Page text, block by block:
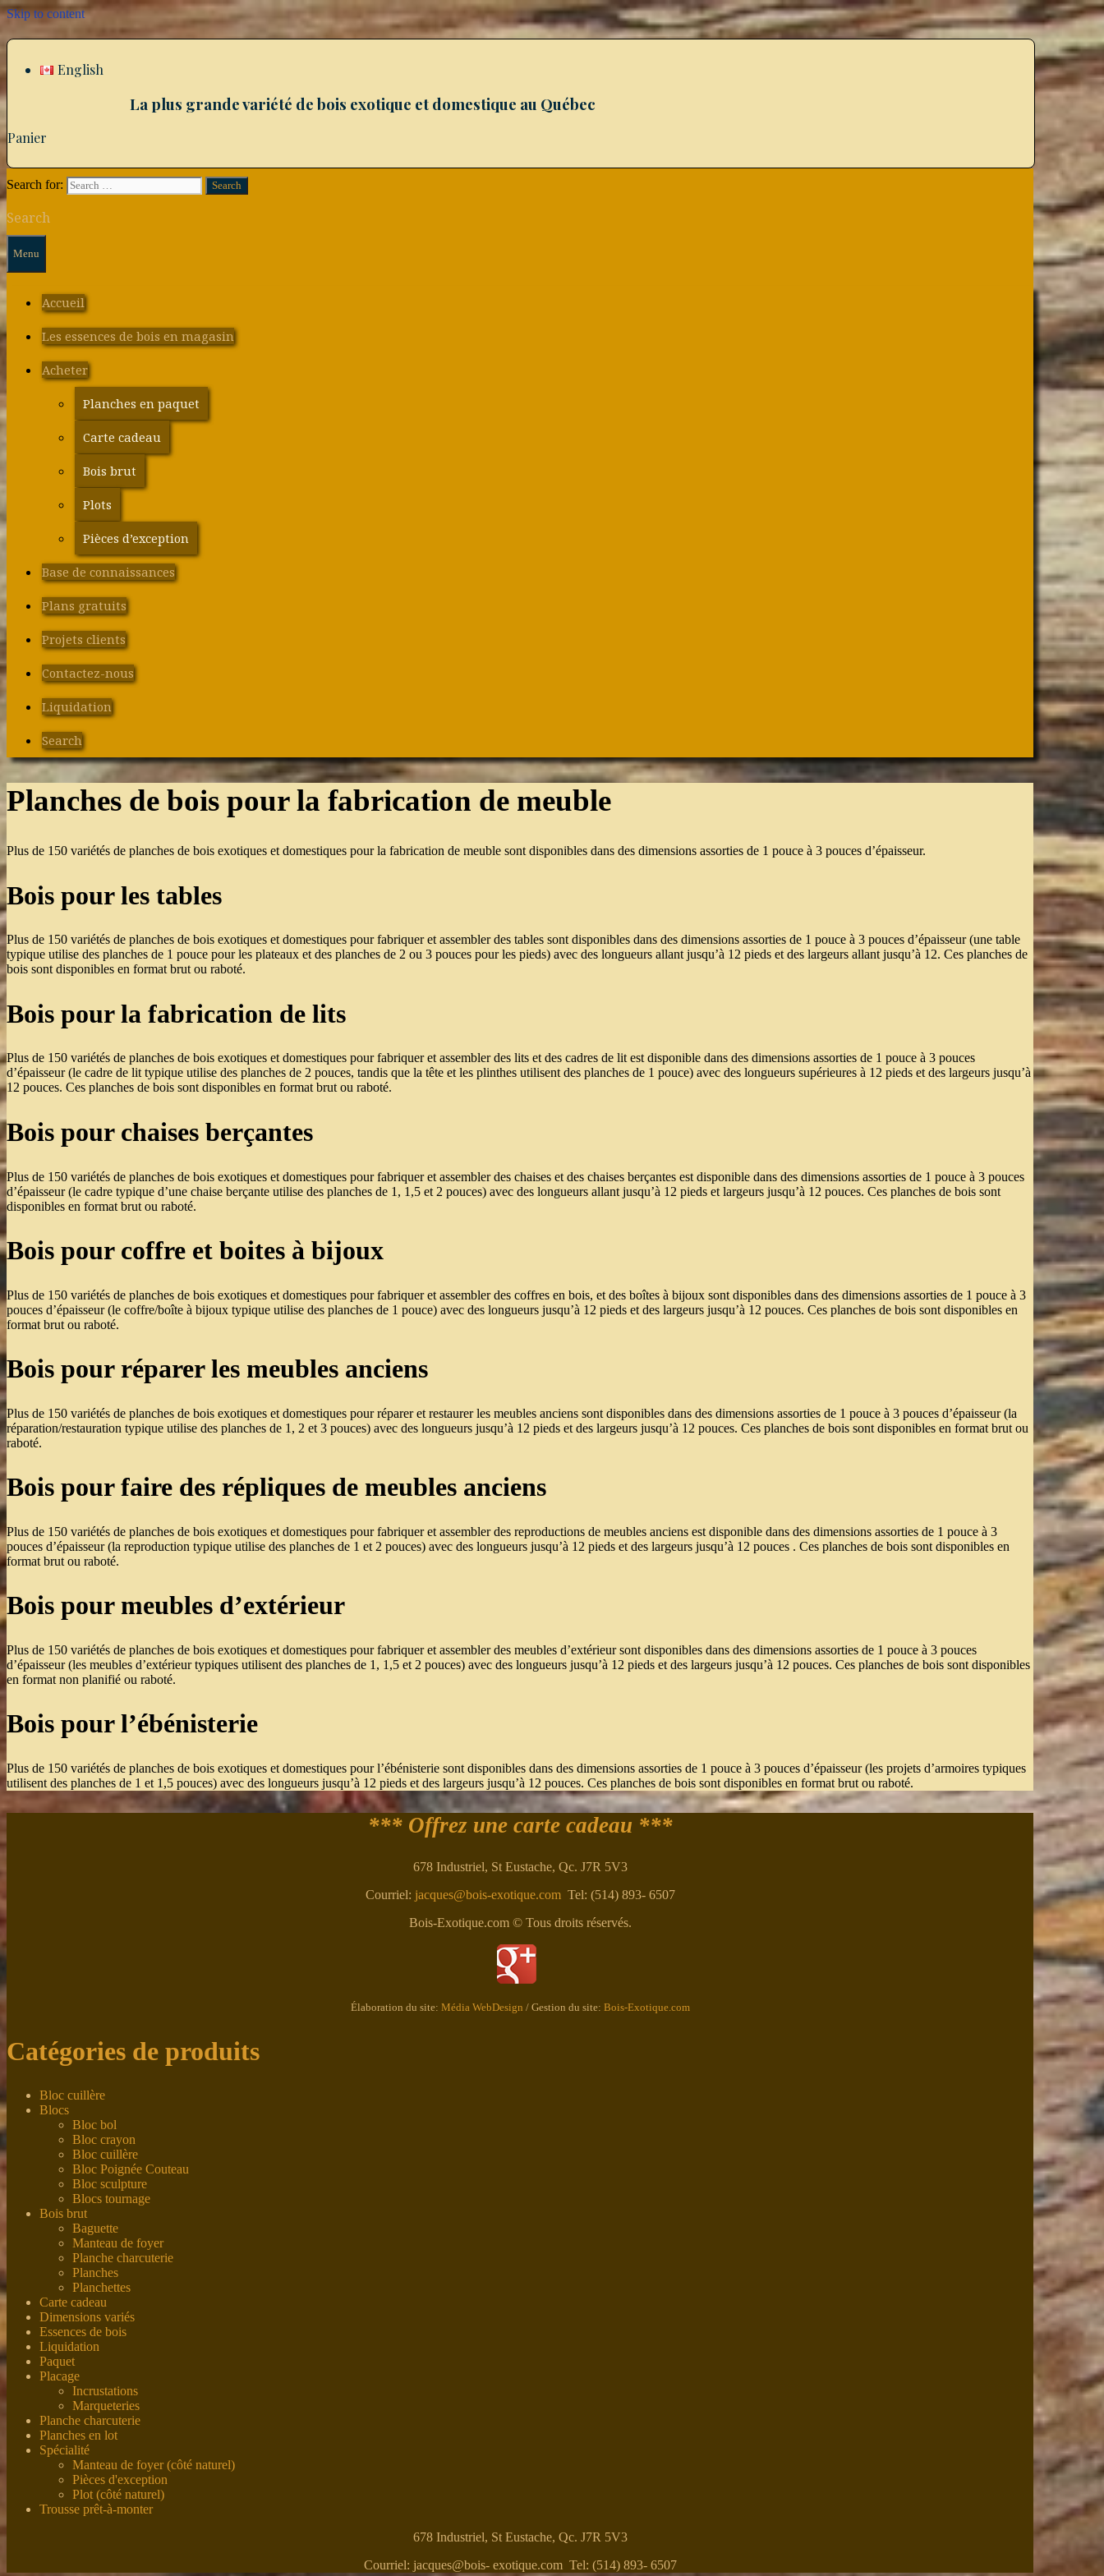
Skip to content
English
La plus grande variété de bois exotique et domestique au Québec
Panier
Search for:
Search
Menu
Accueil
Les essences de bois en magasin
Acheter
Planches en paquet
Carte cadeau
Bois brut
Plots
Pièces d’exception
Base de connaissances
Plans gratuits
Projets clients
Contactez-nous
Liquidation
Search
Planches de bois pour la fabrication de meuble
Plus de 150 variétés de planches de bois exotiques et domestiques pour la fabrication de meuble sont disponibles dans des dimensions assorties de 1 pouce à 3 pouces d’épaisseur.
Bois pour les tables
Plus de 150 variétés de planches de bois exotiques et domestiques pour fabriquer et assembler des tables sont disponibles dans des dimensions assorties de 1 pouce à 3 pouces d’épaisseur (une table
typique utilise des planches de 1 pouce pour les plateaux et des planches de 2 ou 3 pouces pour les pieds) avec des longueurs allant jusqu’à 12 pieds et des largeurs allant jusqu’à 12. Ces planches de
bois sont disponibles en format brut ou raboté.
Bois pour la fabrication de lits
Plus de 150 variétés de planches de bois exotiques et domestiques pour fabriquer et assembler des lits et des cadres de lit est disponible dans des dimensions assorties de 1 pouce à 3 pouces
d’épaisseur (le cadre de lit typique utilise des planches de 2 pouces, tandis que la tête et les plinthes utilisent des planches de 1 pouce) avec des longueurs supérieures à 12 pieds et des largeurs jusqu’à
12 pouces. Ces planches de bois sont disponibles en format brut ou raboté.
Bois pour chaises berçantes
Plus de 150 variétés de planches de bois exotiques et domestiques pour fabriquer et assembler des chaises et des chaises berçantes est disponible dans des dimensions assorties de 1 pouce à 3 pouces
d’épaisseur (le cadre typique d’une chaise berçante utilise des planches de 1, 1,5 et 2 pouces) avec des longueurs allant jusqu’à 12 pieds et largeurs jusqu’à 12 pouces. Ces planches de bois sont
disponibles en format brut ou raboté.
Bois pour coffre et boites à bijoux
Plus de 150 variétés de planches de bois exotiques et domestiques pour fabriquer et assembler des coffres en bois, et des boîtes à bijoux sont disponibles dans des dimensions assorties de 1 pouce à 3
pouces d’épaisseur (le coffre/boîte à bijoux typique utilise des planches de 1 pouce) avec des longueurs jusqu’à 12 pieds et des largeurs jusqu’à 12 pouces. Ces planches de bois sont disponibles en
format brut ou raboté.
Bois pour réparer les meubles anciens
Plus de 150 variétés de planches de bois exotiques et domestiques pour réparer et restaurer les meubles anciens sont disponibles dans des dimensions assorties de 1 pouce à 3 pouces d’épaisseur (la
réparation/restauration typique utilise des planches de 1, 2 et 3 pouces) avec des longueurs jusqu’à 12 pieds et des largeurs jusqu’à 12 pouces. Ces planches de bois sont disponibles en format brut ou
raboté.
Bois pour faire des répliques de meubles anciens
Plus de 150 variétés de planches de bois exotiques et domestiques pour fabriquer et assembler des reproductions de meubles anciens est disponible dans des dimensions assorties de 1 pouce à 3
pouces d’épaisseur (la reproduction typique utilise des planches de 1 et 2 pouces) avec des longueurs jusqu’à 12 pieds et des largeurs jusqu’à 12 pouces . Ces planches de bois sont disponibles en
format brut ou raboté.
Bois pour meubles d’extérieur
Plus de 150 variétés de planches de bois exotiques et domestiques pour fabriquer et assembler des meubles d’extérieur sont disponibles dans des dimensions assorties de 1 pouce à 3 pouces
d’épaisseur (les meubles d’extérieur typiques utilisent des planches de 1, 1,5 et 2 pouces) avec des longueurs jusqu’à 12 pieds et des largeurs jusqu’à 12 pouces. Ces planches de bois sont disponibles
en format non planifié ou raboté.
Bois pour l’ébénisterie
Plus de 150 variétés de planches de bois exotiques et domestiques pour l’ébénisterie sont disponibles dans des dimensions assorties de 1 pouce à 3 pouces d’épaisseur (les projets d’armoires typiques
utilisent des planches de 1 et 1,5 pouces) avec des longueurs jusqu’à 12 pieds et des largeurs jusqu’à 12 pouces. Ces planches de bois sont disponibles en format brut ou raboté.
*** Offrez une carte cadeau ***
678 Industriel, St Eustache, Qc. J7R 5V3
Courriel: jacques@bois-exotique.comTel: (514) 893- 6507
Bois-Exotique.com © Tous droits réservés.
Élaboration du site: Média WebDesign / Gestion du site: Bois-Exotique.com
Catégories de produits
Bloc cuillère
Blocs
Bloc bol
Bloc crayon
Bloc cuillère
Bloc Poignée Couteau
Bloc sculpture
Blocs tournage
Bois brut
Baguette
Manteau de foyer
Planche charcuterie
Planches
Planchettes
Carte cadeau
Dimensions variés
Essences de bois
Liquidation
Paquet
Placage
Incrustations
Marqueteries
Planche charcuterie
Planches en lot
Spécialité
Manteau de foyer (côté naturel)
Pièces d'exception
Plot (côté naturel)
Trousse prêt-à-monter
678 Industriel, St Eustache, Qc. J7R 5V3
Courriel: jacques@bois- exotique.com Tel: (514) 893- 6507